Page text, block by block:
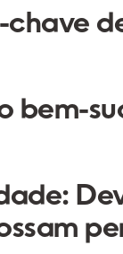
chave
bem-